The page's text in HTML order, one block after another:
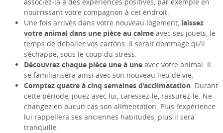
associez-la à des expériences positives, par exemple en
nourrissant votre compagnon à cet endroit.
Une fois arrivés dans votre nouveau logement, laissez
votre animal dans une pièce au calmeavec ses jouets, le
temps de déballer vos cartons. Il serait dommage qu’il
s’échappe, sous le coup du stress.
Découvrez chaque pièce une à uneavec votre animal. Il
se familiarisera ainsi avec son nouveau lieu de vie.
Comptez quatre à cinq semaines d’acclimatation. Durant
cette période, jouez avec lui, caressez-le, rassurez-le. Ne
changez en aucun cas son alimentation. Plus l’expérience
lui rappellera ses anciennes habitudes, plus il sera
tranquille.